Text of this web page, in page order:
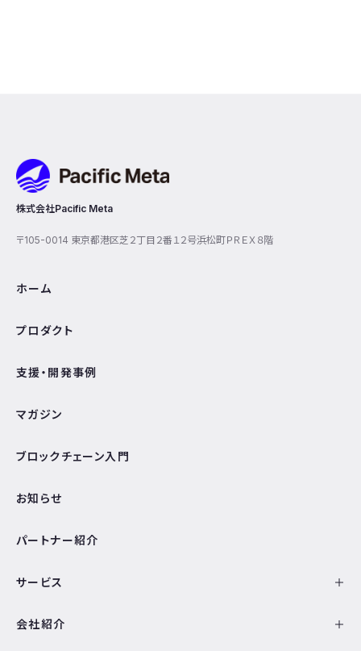
株式会社Pacific Meta
〒105-0014 東京都港区芝２丁目２番１２号浜松町ＰＲＥＸ８階
ホーム
プロダクト
支援・開発事例
マガジン
ブロックチェーン入門
お知らせ
パートナー紹介
サービス
会社紹介